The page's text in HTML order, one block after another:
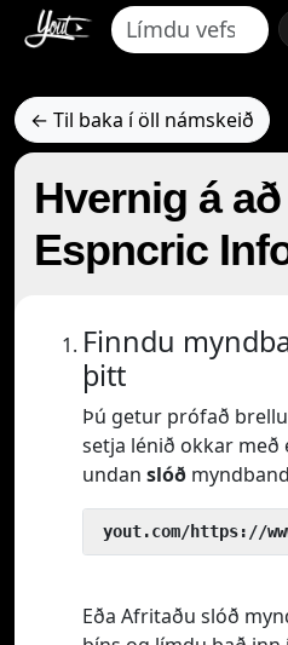
← Til baka í öll námskeið
Hvernig á
Espncric
Finndu
þitt
Þú getur prófað
setja lénið okkar með
undan slóð
yout.com/https://
Eða Afritaðu slóð